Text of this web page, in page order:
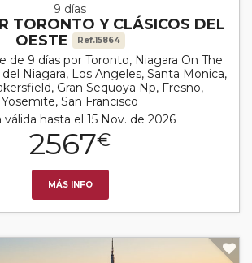
9 días
TORONTO Y CLÁSICOS DEL
OESTE
Ref.15864
de 9 días por Toronto, Niagara On The
del Niagara, Los Angeles, Santa Monica,
Gran Sequoya Np, Fresno,
Yosemite, San Francisco
válida hasta el 15 Nov. de 2026
2567€
MÁS INFO